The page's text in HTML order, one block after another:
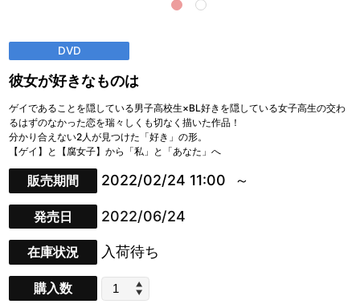
DVD
彼女が好きなものは
ゲイであることを隠している男子高校生×BL好きを隠している女子高生の交わ
るはずのなかった恋を瑞々しくも切なく描いた作品！
分かり合えない2人が見つけた「好き」の形。
【ゲイ】と【腐女子】から「私」と「あなた」へ
販売期間 2022/02/24 11:00
発売日 2022/06/24
在庫状況 入荷待ち
購入数